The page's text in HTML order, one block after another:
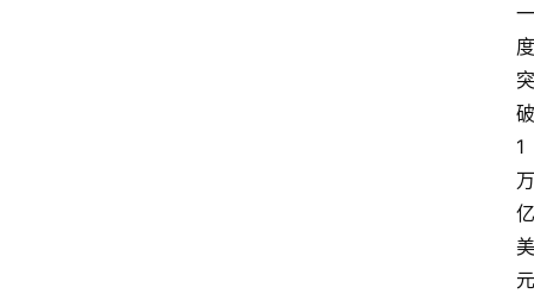
一
度
突
破
1
万
亿
美
元